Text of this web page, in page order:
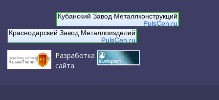
Кубанский Завод Металлконструкций
PulsCen.ru
Краснодарский Завод Металлоизделий
PulsCen.ru
Разработка
сайта